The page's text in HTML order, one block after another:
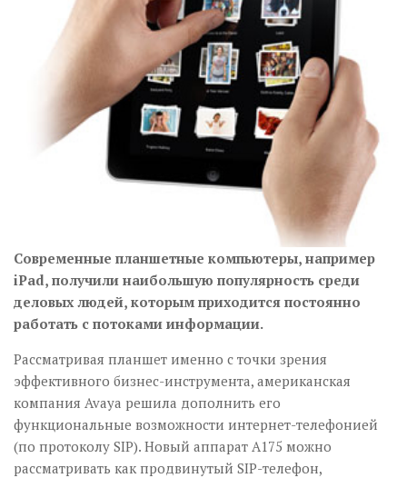
Современные планшетные компьютеры, например
iPad, получили наибольшую популярность среди
деловых людей, которым приходится постоянно
работать с потоками информации.
Рассматривая планшет именно с точки зрения
эффективного бизнес-инструмента, американская
компания Avaya решила дополнить его
функциональные возможности интернет-телефонией
(по протоколу SIP). Новый аппарат А175 можно
рассматривать как продвинутый SIP-телефон,